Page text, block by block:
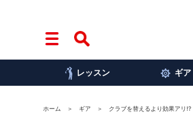
レッスン ギア
ホーム ギア クラブを替えるより効果アリ